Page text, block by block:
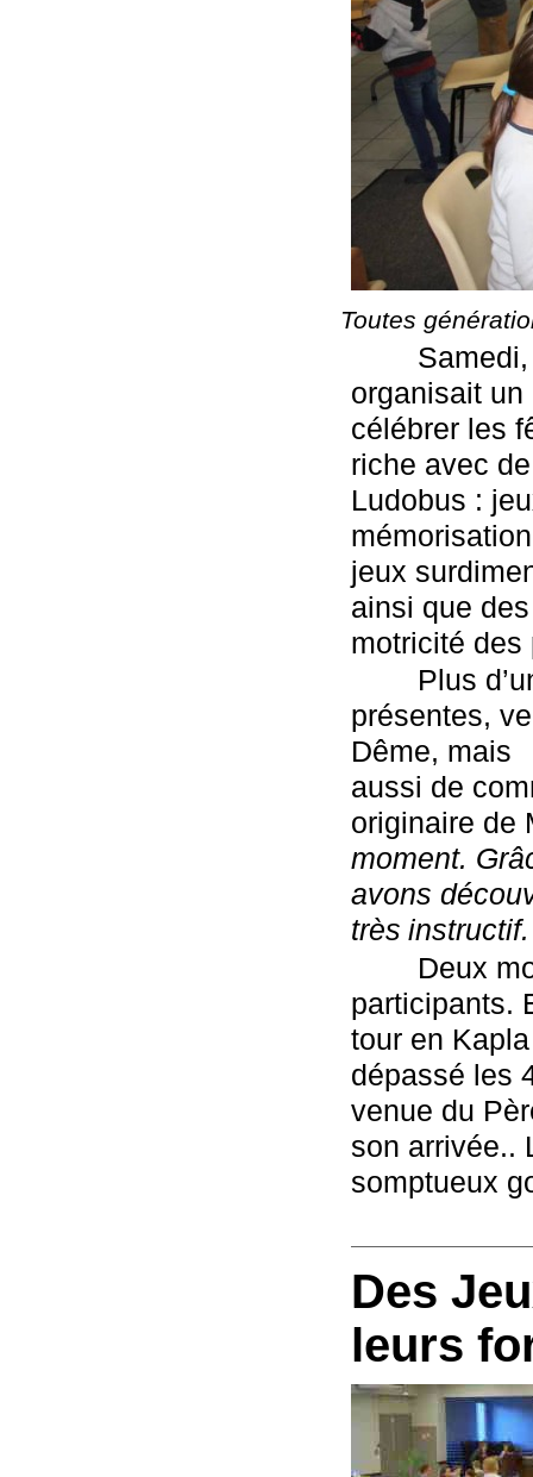
Toutes
Samedi, le
organisait
célébrer les
riche avec
Ludobus :
jeux
ainsi que
motricité des
Plus
présentes,
Dême, mais
aussi de
originaire de
moment.
avons
très
Deux
participants.
tour en
dépassé les
venue du
son arrivée..
somptueux
Des
leurs